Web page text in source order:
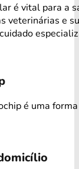
é vital para a
veterinárias e
é uma